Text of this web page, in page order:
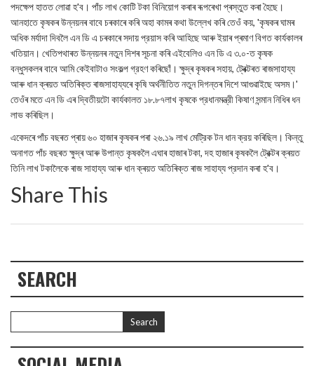
পদক্ষেপ হাতত লোৱা হ'ব। পাঁচ লাখ কোটি টকা বিনিয়োগ কৰাৰ ৰূপৰেখা প্ৰস্তুত কৰা হৈছে।
আনহাতে কৃষকৰ উন্নয়নৰ বাবে চৰকাৰে কৰি অহা কামৰ কথা উল্লেখ কৰি তেওঁ কয়, 'কৃষকৰ ঘামৰ
অধিক মর্যাদা দিবলৈ এন ডি এ চৰকাৰে সদায় প্রয়াস কৰি আহিছে আৰু ইয়াৰ প্ৰমাণ বিগত কার্যকালৰ
খতিয়ান। খেতিপথাৰত উন্নয়নৰ নতুন দিশৰ সূচনা কৰি এইবেলিও এন ডি এ ৩.০-ত কৃষক
বন্ধুসকলৰ বাবে আমি কেইবাটাও সংকল্প গ্রহণ কৰিছোঁ। ক্ষুদ্ৰ কৃষকৰ সহায়, ট্ৰেক্টৰত ৰাজসাহায্য
আৰু ধান ক্ৰয়ত অতিৰিক্ত ৰাজসাহায্যৰে কৃষি অর্থনীতিত নতুন দিগন্তৰ দিশে আগুৱাইছে অসম।'
তেওঁৰ মতে এন ডি এৰ দ্বিতীয়টো কার্যকালত ১৮.৮৭লাখ কৃষকে প্রধানমন্ত্রী কিষাণ সন্মান নিধিৰ ধন
লাভ কৰিছিল।
একেদৰে পাঁচ বছৰত প্ৰায় ৬০ হাজাৰ কৃষকৰ পৰা ২৬.১৯ লাখ মেট্রিক টন ধান ক্রয় কৰিছিল। কিন্তু
অনাগত পাঁচ বছৰত ক্ষুদ্ৰ আৰু উপান্ত কৃষকলৈ এঘাৰ হাজাৰ টকা, দহ হাজাৰ কৃষকলৈ ট্রেক্টৰ ক্ৰয়ত
তিনি লাখ টকালৈকে ৰাজ সাহায্য আৰু ধান ক্ৰয়ত অতিৰিক্ত ৰাজ সাহায্য প্রদান কৰা হ'ব।
Share This
SEARCH